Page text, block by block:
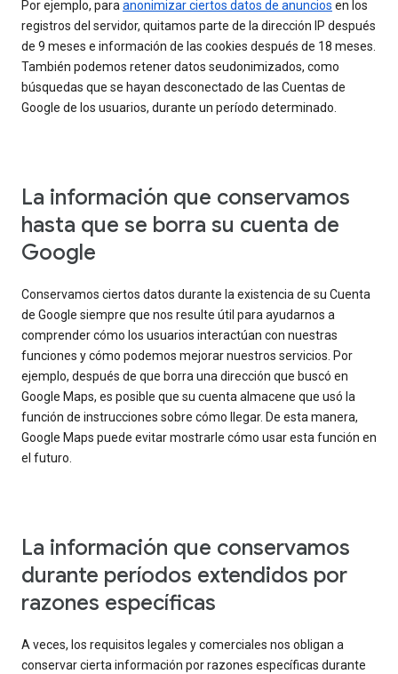
Por ejemplo, paraanonimizar ciertos datos de anuncios en los
registros del servidor, quitamos parte de la dirección IP después
de 9 meses e información de las cookies después de 18 meses.
También podemos retener datos seudonimizados, como
búsquedas que se hayan desconectado de las Cuentas de
Google de los usuarios, durante un período determinado.
La información que conservamos
hasta que se borra su cuenta de
Google
Conservamos ciertos datos durante la existencia de su Cuenta
de Google siempre que nos resulte útil para ayudarnos a
comprender cómo los usuarios interactúan con nuestras
funciones y cómo podemos mejorar nuestros servicios. Por
ejemplo, después de que borra una dirección que buscó en
Google Maps, es posible que su cuenta almacene que usó la
función de instrucciones sobre cómo llegar. De esta manera,
Google Maps puede evitar mostrarle cómo usar esta función en
el futuro.
La información que conservamos
durante períodos extendidos por
razones específicas
A veces, los requisitos legales y comerciales nos obligan a
conservar cierta información por razones específicas durante